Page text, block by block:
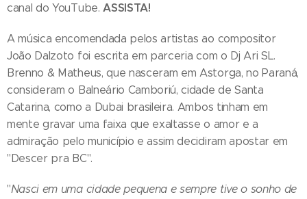
canal do YouTube.ASSISTA!
A música encomendada pelos artistas ao compositor
João Dalzoto foi escrita em parceria com o Dj Ari SL.
Brenno & Matheus, que nasceram em Astorga, no Paraná,
consideram o Balneário Camboriú, cidade de Santa
Catarina, como a Dubai brasileira. Ambos tinham em
mente gravar uma faixa que exaltasse o amor e a
admiração pelo município e assim decidiram apostar em
"Descer pra BC".
"Nasci em uma cidade pequena e sempre tive o sonho de